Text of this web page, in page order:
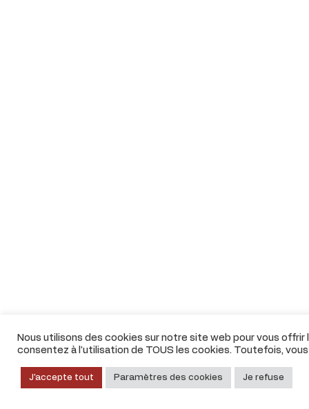
Nous utilisons des cookies sur notre site web pour vous
consentez à l'utilisation de TOUS les cookies. Toutefois,
J'accepte tout Paramètres des cookies Je refuse